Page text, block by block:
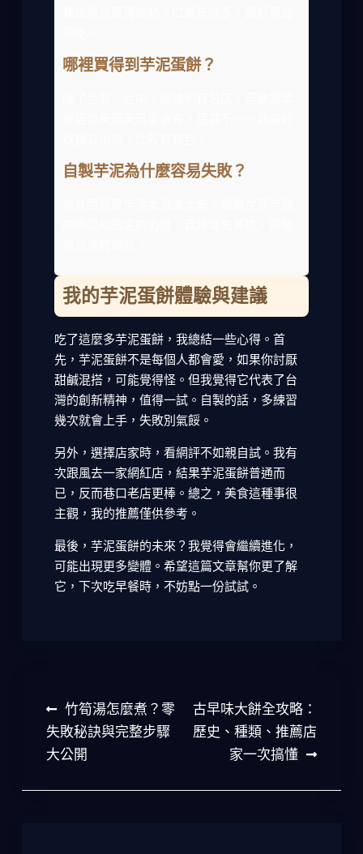
哪裡買得到芋泥蛋餅？
自製芋泥為什麼容易失敗？
我的芋泥蛋餅體驗與建議
吃了這麼多芋泥蛋餅，我總結一些心得。首
先，芋泥蛋餅不是每個人都會愛，如果你討厭
甜鹹混搭，可能覺得怪。但我覺得它代表了台
灣的創新精神，值得一試。自製的話，多練習
幾次就會上手，失敗別氣餒。
另外，選擇店家時，看網評不如親自試。我有
次跟風去一家網紅店，結果芋泥蛋餅普通而
已，反而巷口老店更棒。總之，美食這種事很
主觀，我的推薦僅供參考。
最後，芋泥蛋餅的未來？我覺得會繼續進化，
可能出現更多變體。希望這篇文章幫你更了解
它，下次吃早餐時，不妨點一份試試。
文
章
導
覽
竹筍湯怎麼煮？零
失敗秘訣與完整步驟
大公開
古早味大餅全攻略：
歷史、種類、推薦店
家一次搞懂